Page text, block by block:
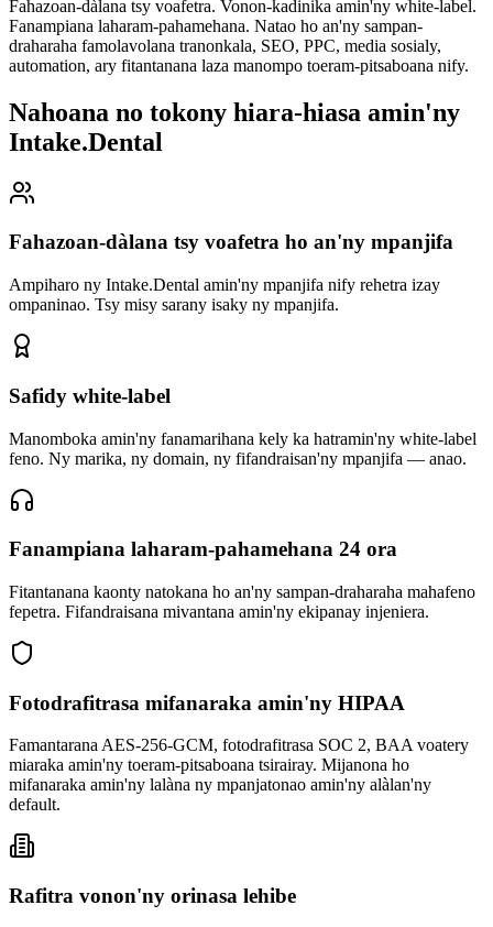
Fahazoan-dàlana tsy voafetra. Vonon-kadinika amin'ny white-label.
Fanampiana laharam-pahamehana. Natao ho an'ny sampan-
draharaha famolavolana tranonkala, SEO, PPC, media sosialy,
automation, ary fitantanana laza manompo toeram-pitsaboana nify.
Nahoana no tokony hiara-hiasa amin'ny
Intake.Dental
Fahazoan-dàlana tsy voafetra ho an'ny mpanjifa
Ampiharo ny Intake.Dental amin'ny mpanjifa nify rehetra izay
ompaninao. Tsy misy sarany isaky ny mpanjifa.
Safidy white-label
Manomboka amin'ny fanamarihana kely ka hatramin'ny white-label
feno. Ny marika, ny domain, ny fifandraisan'ny mpanjifa — anao.
Fanampiana laharam-pahamehana 24 ora
Fitantanana kaonty natokana ho an'ny sampan-draharaha mahafeno
fepetra. Fifandraisana mivantana amin'ny ekipanay injeniera.
Fotodrafitrasa mifanaraka amin'ny HIPAA
Famantarana AES-256-GCM, fotodrafitrasa SOC 2, BAA voatery
miaraka amin'ny toeram-pitsaboana tsirairay. Mijanona ho
mifanaraka amin'ny lalàna ny mpanjatonao amin'ny alàlan'ny
default.
Rafitra vonon'ny orinasa lehibe